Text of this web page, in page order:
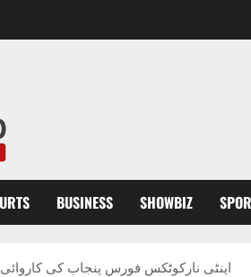
BUSINESS SHOWBIZ
اینٹی نارکوٹکس فورس پنجاب کی کاروائی، 42 کلو گرام چرس